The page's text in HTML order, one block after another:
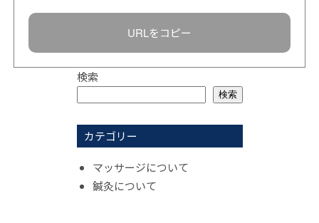
URLをコピー
検索
検索
カテゴリー
マッサージについて
鍼灸について